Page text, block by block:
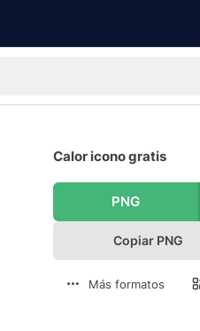
Calor icono gratis
PNG
Copiar PNG
Más formatos